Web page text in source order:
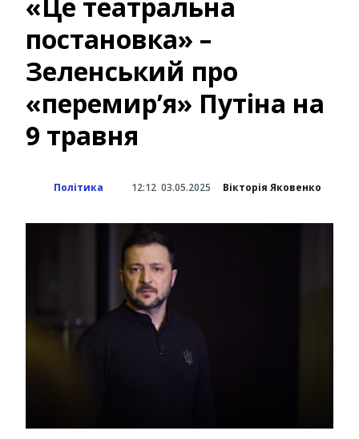
постановка» –
Зеленський про
«перемир’я» Путіна на
9 травня
Політика 12:12 03.05.2025 Вікторія Яковенко